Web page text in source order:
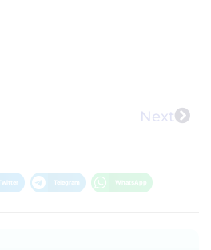
Next
Twitter Telegram WhatsApp